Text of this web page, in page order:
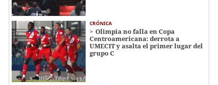
CRÓNICA
Olimpia no falla en Copa
Centroamericana: derrota a
UMECIT y asalta el primer lugar del
grupo C